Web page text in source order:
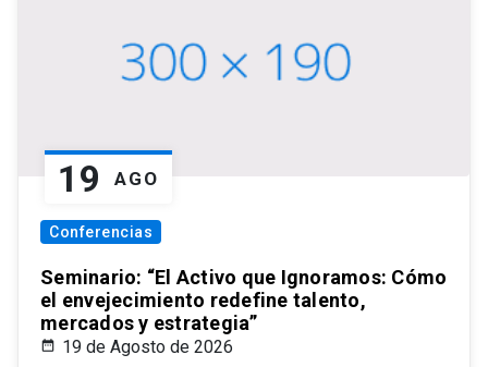
19 AGO
Conferencias
Seminario: “El Activo que Ignoramos: Cómo
el envejecimiento redefine talento,
mercados y estrategia”
19 de Agosto de 2026